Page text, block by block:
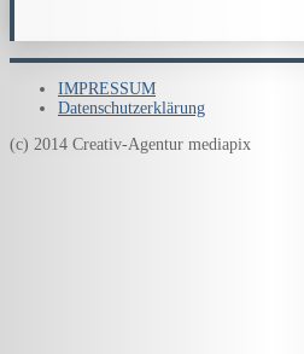
IMPRESSUM
Datenschutzerklärung
(c) 2014 Creativ-Agentur mediapix